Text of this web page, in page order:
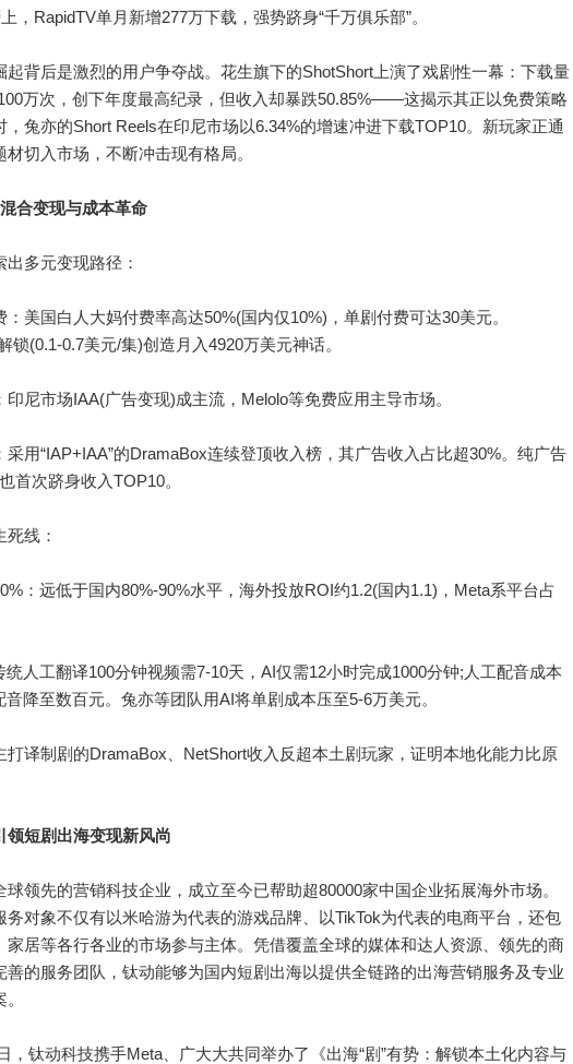
，RapidTV单月新增277万下载，强势跻身“千万俱乐部”。
后是激烈的用户争夺战。花生旗下的ShotShort上演了戏剧性一幕：下载量
万次，创下年度最高纪录，但收入却暴跌50.85%——这揭示其正以免费策略
，兔亦的Short Reels在印尼市场以6.34%的增速冲进下载TOP10。新玩家正通
切入市场，不断冲击现有格局。
合变现与成本革命
多元变现路径：
国白人大妈付费率高达50%(国内仅10%)，单剧付费可达30美元。
锁(0.1-0.7美元/集)创造月入4920万美元神话。
市场IAA(广告变现)成主流，Melolo等免费应用主导市场。
“IAP+IAA”的DramaBox连续登顶收入榜，其广告收入占比超30%。纯广告
首次跻身收入TOP10。
线：
远低于国内80%-90%水平，海外投放ROI约1.2(国内1.1)，Meta系平台占
工翻译100分钟视频需7-10天，AI仅需12小时完成1000分钟;人工配音成本
降至数百元。兔亦等团队用AI将单剧成本压至5-6万美元。
制剧的DramaBox、NetShort收入反超本土剧玩家，证明本地化能力比原
领短剧出海变现新风尚
先的营销科技企业，成立至今已帮助超80000家中国企业拓展海外市场。
务对象不仅有以米哈游为代表的游戏品牌、以TikTok为代表的电商平台，还包
家居等各行各业的市场参与主体。凭借覆盖全球的媒体和达人资源、领先的商
善的服务团队，钛动能够为国内短剧出海以提供全链路的出海营销服务及专业
钛动科技携手Meta、广大大共同举办了《出海“剧”有势：解锁本土化内容与